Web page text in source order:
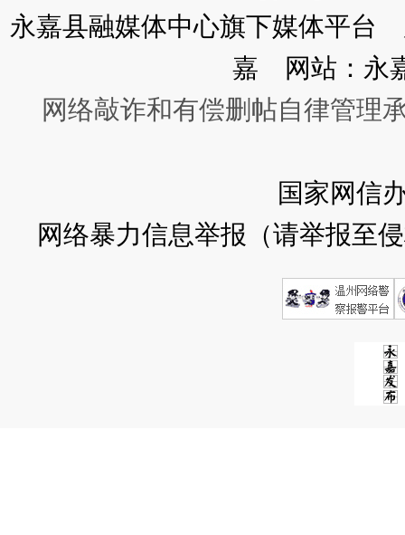
永嘉县融媒体中心旗下媒体平
嘉 网站：永
网络敲诈和有偿删帖自律管理
国家网信
网络暴力信息举报（请举报至